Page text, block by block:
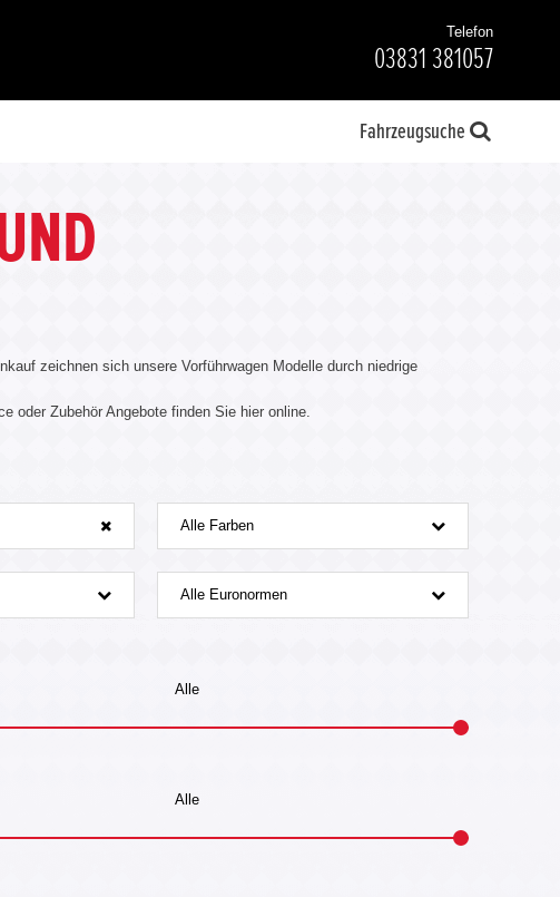
Telefon
03831 381057
Fahrzeugsuche
zeichnen sich unsere Vorführwagen Modelle durch niedrige
oder Zubehör Angebote finden Sie hier online.
Alle Farben
Alle Euronormen